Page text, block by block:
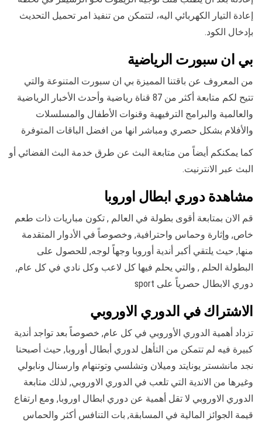
إعادة التيار الكهربائي اليه، لتتمكن من تنفيذ امر تحميل التحديث
بإدخال الكود.
بي ان سبورت الرياضية
من المعروف عن باقتنا المميزة بي ان سبورت المتنوعة والتي
تتيح لكم متابعة أكثر من 87 قناة رياضية وأحدث الأخبار الرياضية
والعالمية والبرامج الترفيهية وقنوات الأطفال والمسلسلات
والأفلام بشكل حصري ومباشر انها من افضل الباقات المتوفرة
كما يمكنكم أيضاً من متابعة البث عن طرق خدمة البث الفضائي أو
البث عبر الانترنيت.
مشاهدة دوري ابطال اوروبا
قم الان بمتابعة أقوى بطولة في العالم , تكون مباريات ذات طعم
خاص, وإثارة وحماس واحترافية, وخصوصاً في الأدوار المتقدمة
منها, حيث يلتقي أكبر أندية أوروبا وجهاً لوجه, للحصول على
البطولة الحلم , والتي يحلم فيها كل لاعب وكل نادي في كل عام,
دوري الابطال حصرياً على sport
الاشتراك في الدوري الاوروبي
تزداد أهمية الدوري الأوروبي في كل عام, خصوصاً بعد تواجد أندية
كبيرة فيه لم تتمكن من التأهل لدوري أبطال أوروبا, حيث أصبحنا
نجد مانشستر يونايتد وميلان وتشلسي وتوتنهام وارسنال ونابولي
وغيرها من الاندية التي تلعب في الدوري الاوروبي, لذلك متابعة
الدوري الاوروبي لا تقل أهمية عن دوري ابطال اوروبا, ومع ارتفاع
قيمة الجوائز المالية في المسابقة, بات التنافس أكثر والحماس